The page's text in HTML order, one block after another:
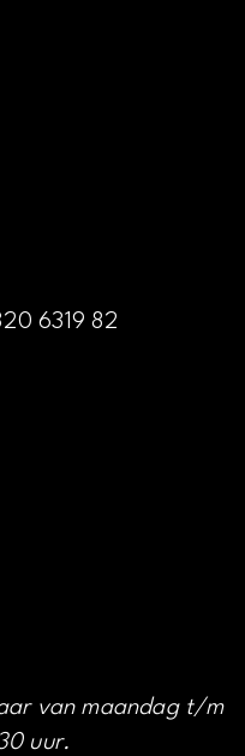
6319 82
van maandag t/m
uur.